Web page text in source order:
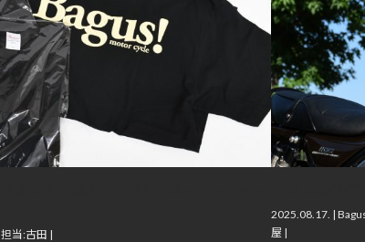
担当:古田 |
2025.08.17. |
屋 |